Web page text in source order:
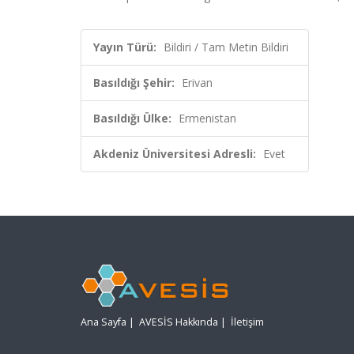
Yayın Türü: Bildiri / Tam Metin Bildiri
Basıldığı Şehir: Erivan
Basıldığı Ülke: Ermenistan
Akdeniz Üniversitesi Adresli: Evet
Ana Sayfa | AVESİS Hakkında | İletişim